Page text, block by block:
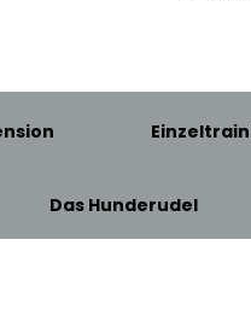
Das Hunderudel